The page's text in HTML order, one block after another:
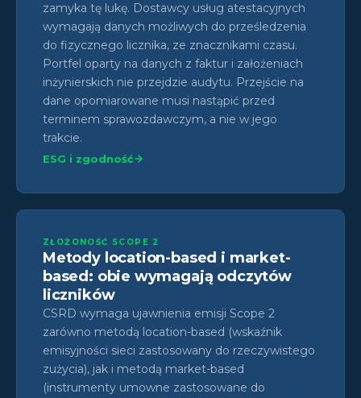
zamyka tę lukę. Dostawcy usług atestacyjnych
wymagają danych możliwych do prześledzenia
do fizycznego licznika, ze znacznikami czasu.
Portfel oparty na danych z faktur i założeniach
inżynierskich nie przejdzie audytu. Przejście na
dane opomiarowane musi nastąpić przed
terminem sprawozdawczym, a nie w jego
trakcie.
ESG i zgodność
ZŁOŻONOŚĆ SCOPE 2
Metody location-based i market-
based: obie wymagają odczytów
liczników
CSRD wymaga ujawnienia emisji Scope 2
zarówno metodą location-based (wskaźnik
emisyjności sieci zastosowany do rzeczywistego
zużycia), jak i metodą market-based
(instrumenty umowne zastosowane do